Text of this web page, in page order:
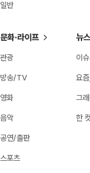
일반
문화·라이프
관광
방송/TV
영화
음악
공연/출판
스포츠
뉴
이
요
그
한 컷